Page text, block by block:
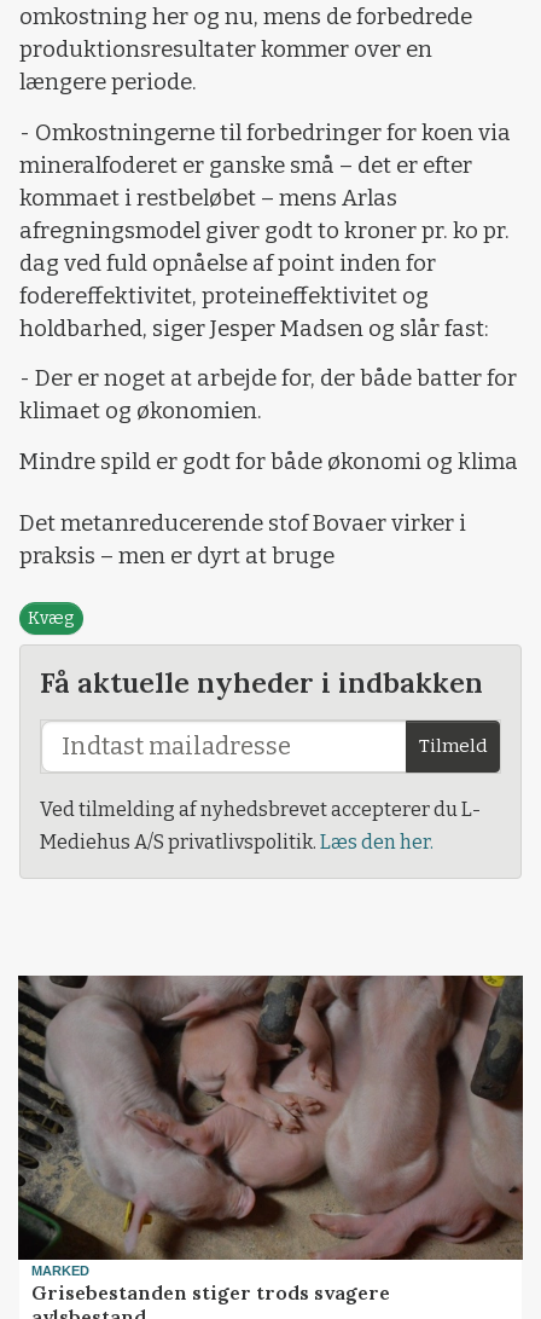
omkostning her og nu, mens de forbedrede
produktionsresultater kommer over en
længere periode.
- Omkostningerne til forbedringer for koen via
mineralfoderet er ganske små – det er efter
kommaet i restbeløbet – mens Arlas
afregningsmodel giver godt to kroner pr. ko pr.
dag ved fuld opnåelse af point inden for
fodereffektivitet, proteineffektivitet og
holdbarhed, siger Jesper Madsen og slår fast:
- Der er noget at arbejde for, der både batter for
klimaet og økonomien.
Mindre spild er godt for både økonomi og klima
Det metanreducerende stof Bovaer virker i
praksis – men er dyrt at bruge
Kvæg
Få aktuelle nyheder i indbakken
Tilmeld
Ved tilmelding af nyhedsbrevet accepterer du L-
Mediehus A/S privatlivspolitik. Læs den her.
MARKED
Grisebestanden stiger trods svagere